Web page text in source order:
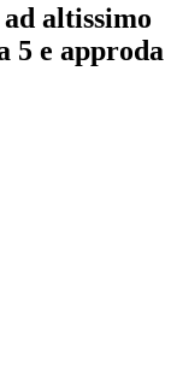
altissimo
5 e approda